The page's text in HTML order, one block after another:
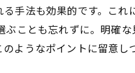
手法も効果的です。これ
ことも忘れずに。明確な
ようなポイントに留意し